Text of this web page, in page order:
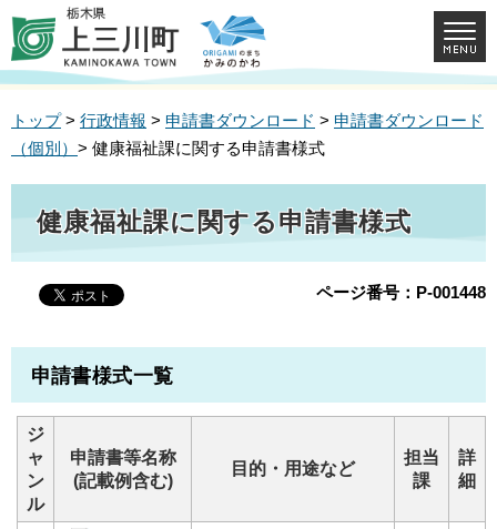
トップ> 行政情報 > 申請書ダウンロード > 申請書ダウンロード
（個別） > 健康福祉課に関する申請書様式
健康福祉課に関する申請書様式
ページ番号：P-001448
申請書様式一覧
ジ
ャ
ン
ル
申請書等名称
(記載例含む)
目的・用途など
担当
課
詳
細